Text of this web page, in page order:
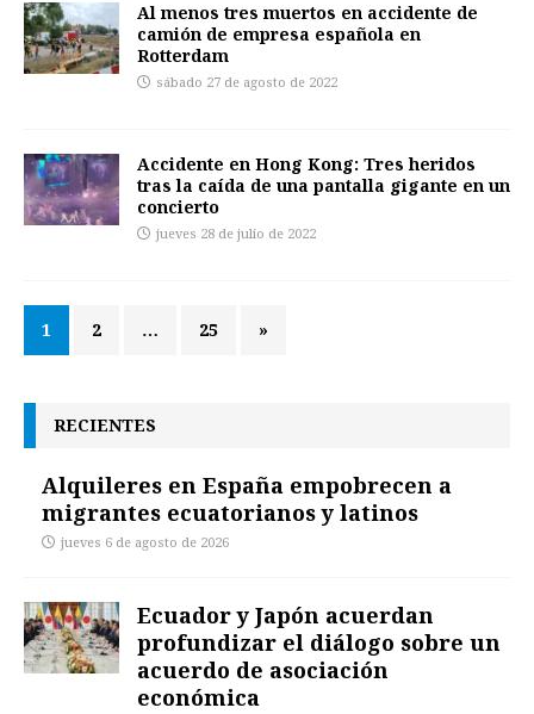
Al menos tres muertos en accidente de
camión de empresa española en
Rotterdam
sábado 27 de agosto de 2022
Accidente en Hong Kong: Tres heridos
tras la caída de una pantalla gigante en un
concierto
jueves 28 de julio de 2022
1 2 … 25 »
RECIENTES
Alquileres en España empobrecen a
migrantes ecuatorianos y latinos
jueves 6 de agosto de 2026
Ecuador y Japón acuerdan
profundizar el diálogo sobre un
acuerdo de asociación
económica